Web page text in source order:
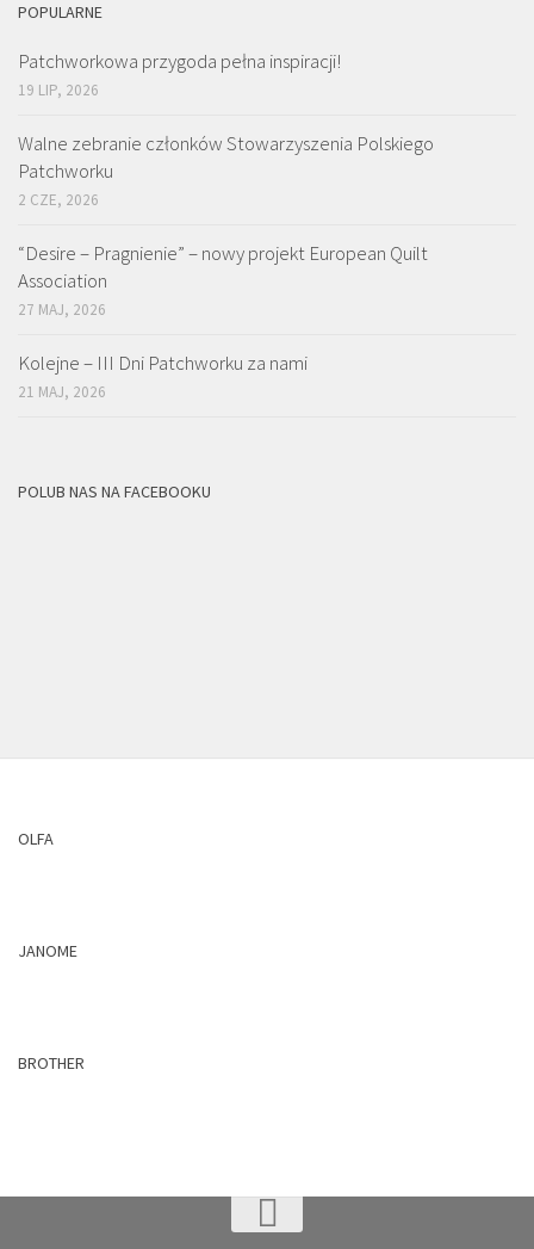
POPULARNE
Patchworkowa przygoda pełna inspiracji!
19 LIP, 2026
Walne zebranie członków Stowarzyszenia Polskiego
Patchworku
2 CZE, 2026
“Desire – Pragnienie” – nowy projekt European Quilt
Association
27 MAJ, 2026
Kolejne – III Dni Patchworku za nami
21 MAJ, 2026
POLUB NAS NA FACEBOOKU
OLFA
JANOME
BROTHER